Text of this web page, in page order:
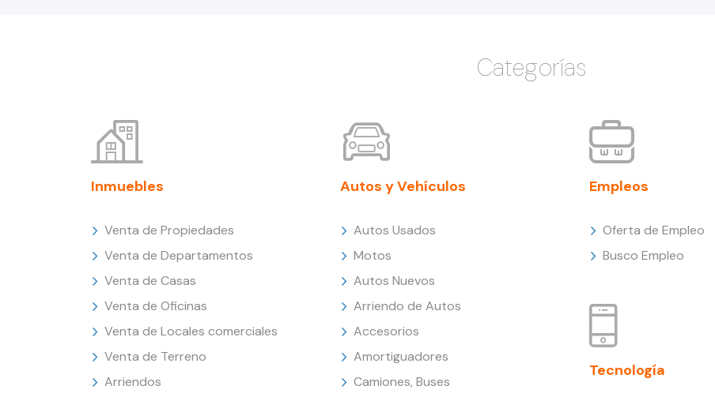
Categorías
Inmuebles
Venta de Propiedades
Venta de Departamentos
Venta de Casas
Venta de Oficinas
Venta de Locales comerciales
Venta de Terreno
Arriendos
Autos y Vehículos
Autos Usados
Motos
Autos Nuevos
Arriendo de Autos
Accesorios
Amortiguadores
Camiones, Buses
Empleos
Oferta de Empleo
Busco Empleo
Tecnología